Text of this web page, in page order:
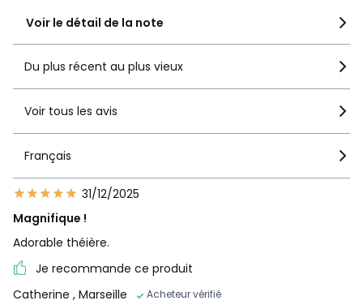
Voir le détail de la note
Du plus récent au plus vieux
Voir tous les avis
Français
31/12/2025
Magnifique !
Adorable théière.
Je recommande ce produit
Catherine , Marseille Acheteur vérifié